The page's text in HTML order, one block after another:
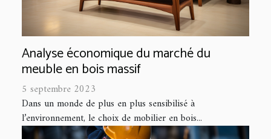
Analyse économique du marché du
meuble en bois massif
5 septembre 2023
Dans un monde de plus en plus sensibilisé à
l’environnement, le choix de mobilier en bois...